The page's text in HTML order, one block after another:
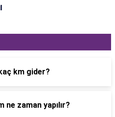
km gider?
ne zaman yapılır?